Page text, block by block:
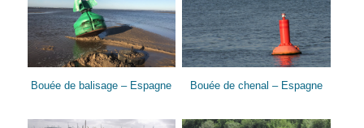
Bouée de balisage – Espagne Bouée de chenal – Espagne